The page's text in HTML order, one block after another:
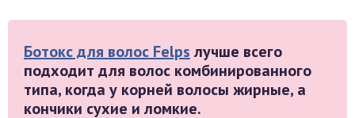
Ботокс для волос Felps лучше всего
подходит для волос комбинированного
типа, когда у корней волосы жирные, а
кончики сухие и ломкие.